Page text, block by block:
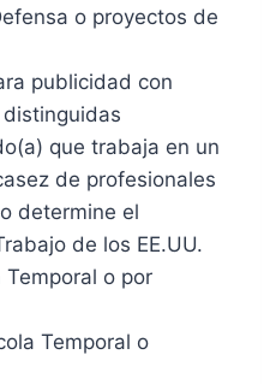
o proyectos de
publicidad con
que trabaja en un
de profesionales
determine el
de los EE.UU.
o por
Temporal o